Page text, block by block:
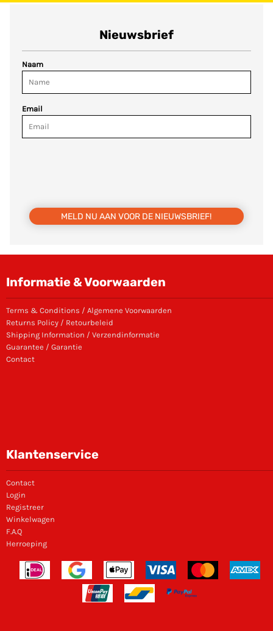
Nieuwsbrief
Naam
Email
MELD NU AAN VOOR DE NIEUWSBRIEF!
Informatie & Voorwaarden
Terms & Conditions / Algemene Voorwaarden
Returns Policy / Retourbeleid
Shipping Information / Verzendinformatie
Guarantee / Garantie
Contact
Klantenservice
Contact
Login
Registreer
Winkelwagen
F.A.Q
Herroeping